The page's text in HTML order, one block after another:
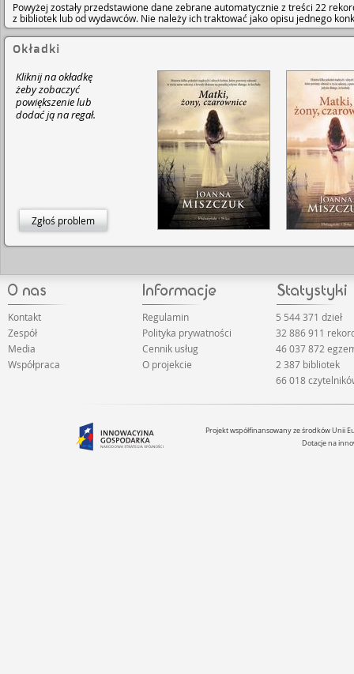
Powyżej zostały przedstawione dane zebrane automatycznie z treści 22
z bibliotek lub od wydawców. Nie należy ich traktować jako opisu jednego
Okładki
Kliknij na okładkę
żeby zobaczyć
powiększenie lub
dodać ją na regał.
Zgłoś problem
Kontakt
Zespół
Media
Współpraca
Regulamin
Polityka prywatności
Cennik usług
O projekcie
5 544 371 dzieł
32 886 911
46 037 872
2 387 bibliotek
66 018
Projekt współfinansowany ze środków Unii
Dotacje na